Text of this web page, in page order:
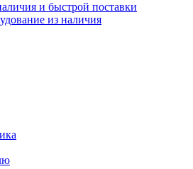
и быстрой поставки